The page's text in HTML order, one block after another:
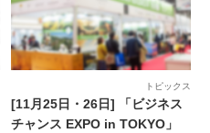
トピックス
[11月25日・26日] 「ビジネス
チャンス EXPO in TOKYO」